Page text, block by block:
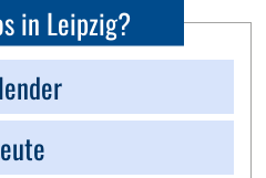
in Leipzig?